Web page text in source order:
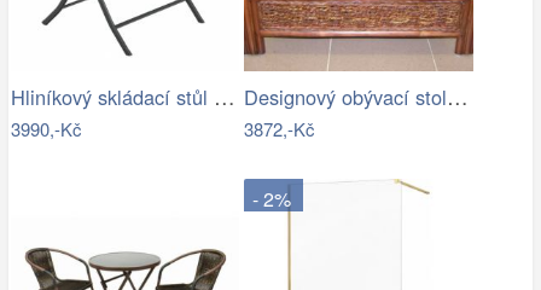
Hliníkový skládací stůl LUXOR 71x71 cm …
3990,-Kč
Designový obývací stolek-RK
3872,-Kč
- 2%